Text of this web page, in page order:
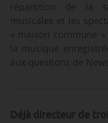
répartition de la
musicales et les
« maison commune
la musique
aux questions de
Déjà directeur de